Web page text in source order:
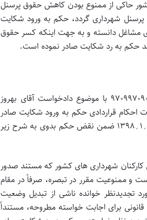
شهرداریهای کشور حاکی از ممنوع بودن کاهش حقوق پرسنل
شهرداری گردد، حکم به ورود شکایت
ناظر به طبقه بندی مشاغل دانسته و به جهت اینکه کسر حقوق
حکم به رد شکایت صادر نموده است.
الف: شعبه 45 بدوی دیوان عدالت اداری در رسیدگی به پرونده شماره 9709970904201052 با موضوع دادخواست آقای بهروز
احکام قراردادی حکم به ورود شکایت صادر
کرده است اما شعبه 26 تجدیدنظر به موجب دادنامه شماره 9809970955900016-6؍1؍1398 ضمن نقض حکم بدوی به شرح زیر
به اینکه تبصره ماده۳۲آیین نامه استخدامی کارکنان شهرداری های کشور که مستند صدور
و ممنوعیت مقرر در تبصره، صرفاً در مقام
تجدیدنظر خوانده ناشی از تبدیل وضعیت
برای اجابت خواسته مطروحه، مستنداً